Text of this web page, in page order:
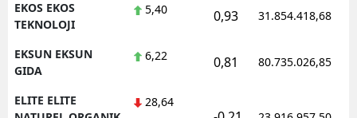
EKOS EKOS
TEKNOLOJI
5,40 0,93 31.854.418,68
EKSUN EKSUN
GIDA
6,22 0,81 80.735.026,85
ELITE ELITE
28,64